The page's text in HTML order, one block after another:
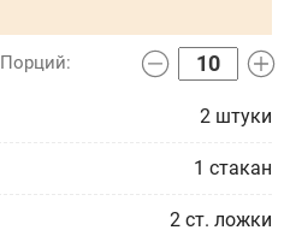
2 штуки
1 стакан
2 ст. ложки